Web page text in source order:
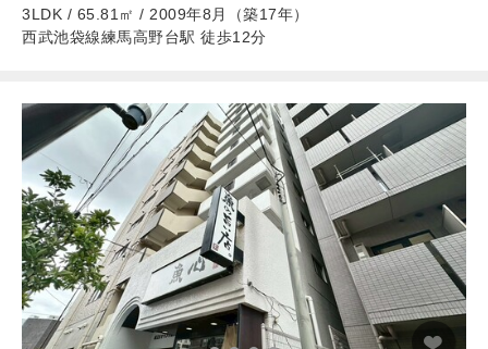
3LDK / 65.81㎡ / 2009年8月（築17年）
西武池袋線練馬高野台駅 徒歩12分